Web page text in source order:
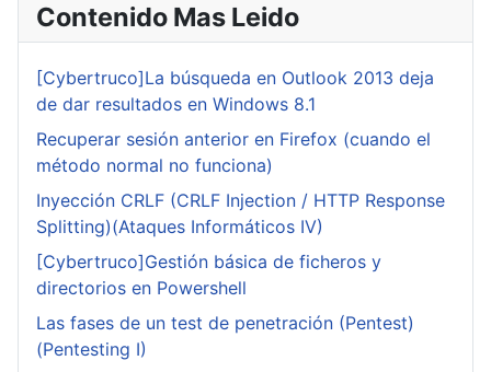
Contenido Mas Leido
[Cybertruco]La búsqueda en Outlook 2013 deja
de dar resultados en Windows 8.1
Recuperar sesión anterior en Firefox (cuando el
método normal no funciona)
Inyección CRLF (CRLF Injection / HTTP Response
Splitting)(Ataques Informáticos IV)
[Cybertruco]Gestión básica de ficheros y
directorios en Powershell
Las fases de un test de penetración (Pentest)
(Pentesting I)